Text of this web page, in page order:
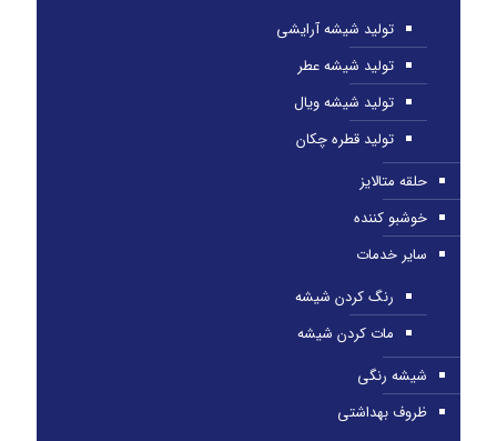
تولید شیشه آرایشی
تولید شیشه عطر
تولید شیشه ویال
تولید قطره چکان
حلقه متالایز
خوشبو کننده
سایر خدمات
رنگ کردن شیشه
مات کردن شیشه
شیشه رنگی
ظروف بهداشتی